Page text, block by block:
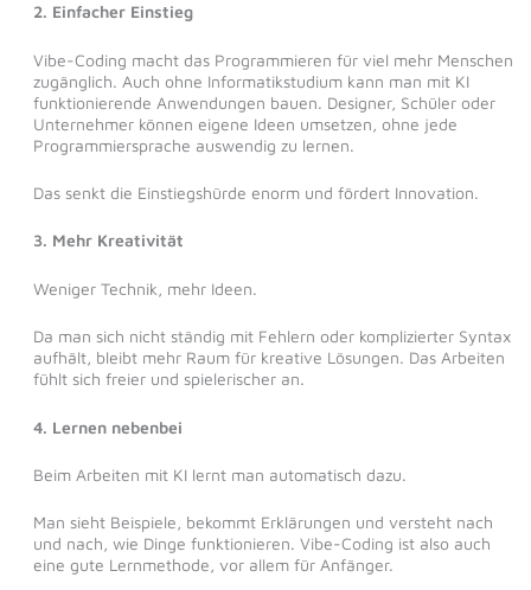
2. Einfacher Einstieg
Vibe-Coding macht das Programmieren für viel mehr Menschen
zugänglich. Auch ohne Informatikstudium kann man mit KI
funktionierende Anwendungen bauen. Designer, Schüler oder
Unternehmer können eigene Ideen umsetzen, ohne jede
Programmiersprache auswendig zu lernen.
Das senkt die Einstiegshürde enorm und fördert Innovation.
3. Mehr Kreativität
Weniger Technik, mehr Ideen.
Da man sich nicht ständig mit Fehlern oder komplizierter Syntax
aufhält, bleibt mehr Raum für kreative Lösungen. Das Arbeiten
fühlt sich freier und spielerischer an.
4. Lernen nebenbei
Beim Arbeiten mit KI lernt man automatisch dazu.
Man sieht Beispiele, bekommt Erklärungen und versteht nach
und nach, wie Dinge funktionieren. Vibe-Coding ist also auch
eine gute Lernmethode, vor allem für Anfänger.